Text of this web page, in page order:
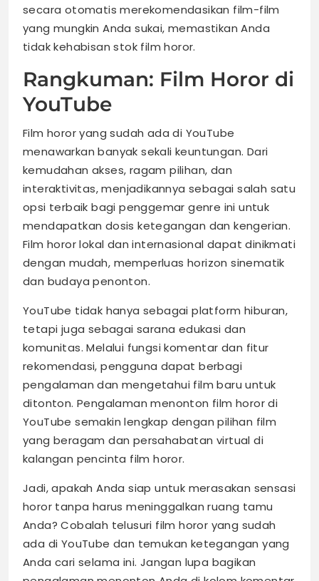
secara otomatis merekomendasikan film-film
yang mungkin Anda sukai, memastikan Anda
tidak kehabisan stok film horor.
Rangkuman: Film Horor di
YouTube
Film horor yang sudah ada di YouTube
menawarkan banyak sekali keuntungan. Dari
kemudahan akses, ragam pilihan, dan
interaktivitas, menjadikannya sebagai salah satu
opsi terbaik bagi penggemar genre ini untuk
mendapatkan dosis ketegangan dan kengerian.
Film horor lokal dan internasional dapat dinikmati
dengan mudah, memperluas horizon sinematik
dan budaya penonton.
YouTube tidak hanya sebagai platform hiburan,
tetapi juga sebagai sarana edukasi dan
komunitas. Melalui fungsi komentar dan fitur
rekomendasi, pengguna dapat berbagi
pengalaman dan mengetahui film baru untuk
ditonton. Pengalaman menonton film horor di
YouTube semakin lengkap dengan pilihan film
yang beragam dan persahabatan virtual di
kalangan pencinta film horor.
Jadi, apakah Anda siap untuk merasakan sensasi
horor tanpa harus meninggalkan ruang tamu
Anda? Cobalah telusuri film horor yang sudah
ada di YouTube dan temukan ketegangan yang
Anda cari selama ini. Jangan lupa bagikan